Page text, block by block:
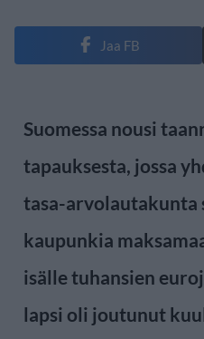
Jaa FB
Suomessa nousi
tapauksesta, jossa
tasa-arvolautakunta
kaupunkia
isälle tuhansien
lapsi oli joutunut